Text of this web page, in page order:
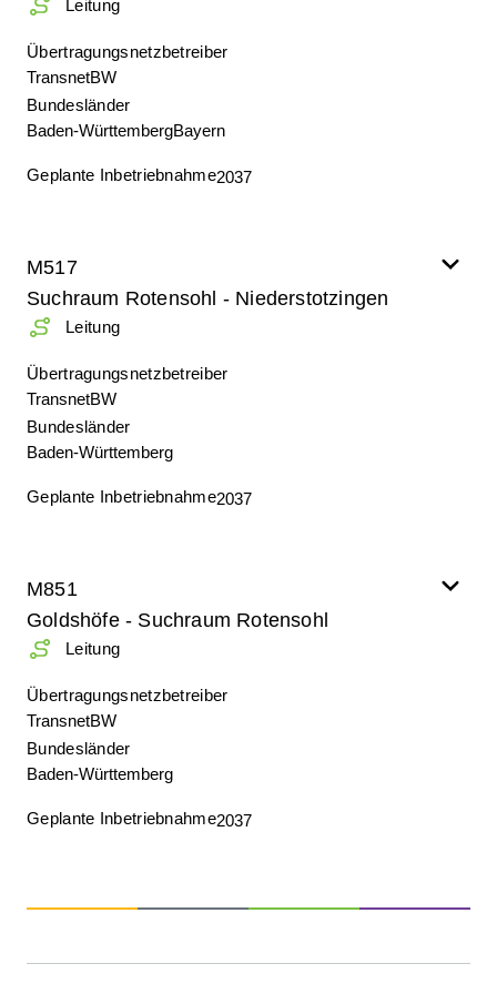
Leitung
Übertragungsnetzbetreiber
TransnetBW
Bundesländer
Baden-WürttembergBayern
Geplante Inbetriebnahme2037
M517
Suchraum Rotensohl - Niederstotzingen
Leitung
Übertragungsnetzbetreiber
TransnetBW
Bundesländer
Baden-Württemberg
Geplante Inbetriebnahme2037
M851
Goldshöfe - Suchraum Rotensohl
Leitung
Übertragungsnetzbetreiber
TransnetBW
Bundesländer
Baden-Württemberg
Geplante Inbetriebnahme2037